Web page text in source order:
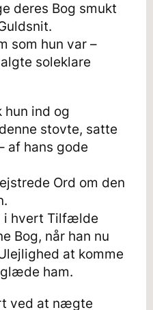
deres Bog smukt
som hun var –
soleklare
hun ind og
stovte, satte
af hans gode
Ord om den
i hvert Tilfælde
Bog, når han nu
at komme
ham.
ved at nægte